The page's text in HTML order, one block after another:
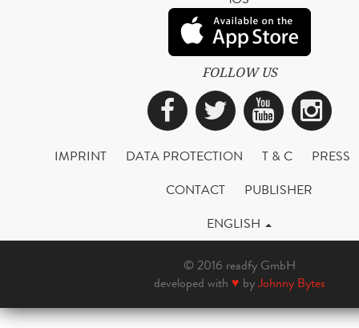
FOLLOW US
Facebook
Twitter
IMPRINT DATA PROTECTION T & C
PRESS
CONTACT
PUBLISHER
ENGLISH
© 2016 readfy GmbH
developed with ♥ byJohnny Bytes